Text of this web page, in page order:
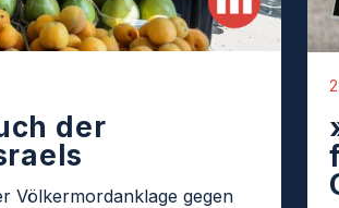
der
Völkermordanklage gegen